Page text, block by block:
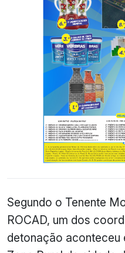
Segundo o Tenente
ROCAD, um dos
detonação aconteceu